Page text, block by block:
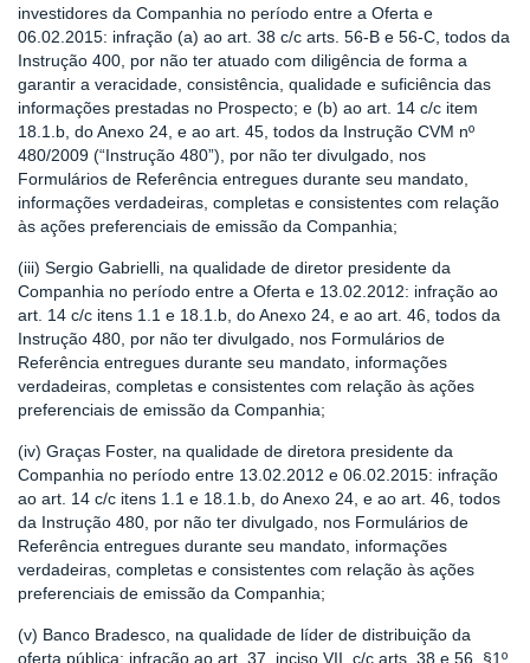
investidores da Companhia no período entre a Oferta e
06.02.2015: infração (a) ao art. 38 c/c arts. 56-B e 56-C, todos da
Instrução 400, por não ter atuado com diligência de forma a
garantir a veracidade, consistência, qualidade e suficiência das
informações prestadas no Prospecto; e (b) ao art. 14 c/c item
18.1.b, do Anexo 24, e ao art. 45, todos da Instrução CVM nº
480/2009 (“Instrução 480”), por não ter divulgado, nos
Formulários de Referência entregues durante seu mandato,
informações verdadeiras, completas e consistentes com relação
às ações preferenciais de emissão da Companhia;
(iii) Sergio Gabrielli, na qualidade de diretor presidente da
Companhia no período entre a Oferta e 13.02.2012: infração ao
art. 14 c/c itens 1.1 e 18.1.b, do Anexo 24, e ao art. 46, todos da
Instrução 480, por não ter divulgado, nos Formulários de
Referência entregues durante seu mandato, informações
verdadeiras, completas e consistentes com relação às ações
preferenciais de emissão da Companhia;
(iv) Graças Foster, na qualidade de diretora presidente da
Companhia no período entre 13.02.2012 e 06.02.2015: infração
ao art. 14 c/c itens 1.1 e 18.1.b, do Anexo 24, e ao art. 46, todos
da Instrução 480, por não ter divulgado, nos Formulários de
Referência entregues durante seu mandato, informações
verdadeiras, completas e consistentes com relação às ações
preferenciais de emissão da Companhia;
(v) Banco Bradesco, na qualidade de líder de distribuição da
oferta pública: infração ao art. 37, inciso VII, c/c arts. 38 e 56, §1º,